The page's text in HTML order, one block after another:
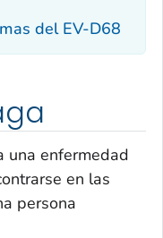
del EV-D68
una enfermedad
en las
persona